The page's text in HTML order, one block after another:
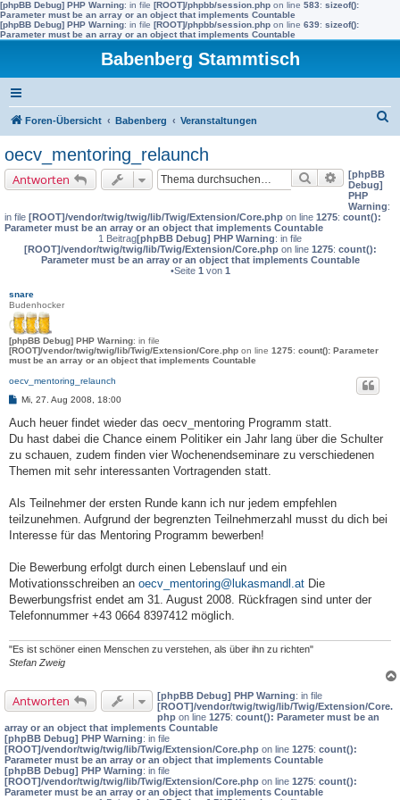
[phpBB Debug] PHP Warning: in file [ROOT]/phpbb/session.php on line 583: sizeof():
Parameter must be an array or an object that implements Countable
[phpBB Debug] PHP Warning: in file [ROOT]/phpbb/session.php on line 639: sizeof():
Parameter must be an array or an object that implements Countable
Babenberg Stammtisch
Foren-Übersicht Babenberg Veranstaltungen
oecv_mentoring_relaunch
Antworten Suche Erweiterte
[phpBB
Debug]
PHP
Warning:
in file [ROOT]/vendor/twig/twig/lib/Twig/Extension/Core.php on line 1275: count():
Parameter must be an array or an object that implements Countable
1 Beitrag[phpBB Debug] PHP Warning: in file
[ROOT]/vendor/twig/twig/lib/Twig/Extension/Core.phpon line 1275: count():
Parameter must be an array or an object that implements Countable
•Seite 1 von 1
snare
Budenhocker
[phpBB Debug] PHP Warning: in file
[ROOT]/vendor/twig/twig/lib/Twig/Extension/Core.php on line 1275: count(): Parameter
must be an array or an object that implements Countable
oecv_mentoring_relaunch
B
i
r
a
Mi, 27. Aug 2008, 18:00
Auch heuer findet wieder das oecv_mentoring Programm statt.
Du hast dabei die Chance einem Politiker ein Jahr lang über die Schulter
zu schauen, zudem finden vier Wochenendseminare zu verschiedenen
Themen mit sehr interessanten Vortragenden statt.
Als Teilnehmer der ersten Runde kann ich nur jedem empfehlen
teilzunehmen. Aufgrund der begrenzten Teilnehmerzahl musst du dich bei
Interesse für das Mentoring Programm bewerben!
Die Bewerbung erfolgt durch einen Lebenslauf und ein
Motivationsschreiben an oecv_mentoring@lukasmandl.at Die
Bewerbungsfrist endet am 31. August 2008. Rückfragen sind unter der
Telefonnummer +43 0664 8397412 möglich.
"Es ist schöner einen Menschen zu verstehen, als über ihn zu richten"
Stefan Zweig
Antworten [phpBB Debug] PHP Warning: in file
[ROOT]/vendor/twig/twig/lib/Twig/Extension/Core.
php on line 1275: count(): Parameter must be an
array or an object that implements Countable
[phpBB Debug] PHP Warning: in file
[ROOT]/vendor/twig/twig/lib/Twig/Extension/Core.php on line 1275: count():
Parameter must be an array or an object that implements Countable
[phpBB Debug] PHP Warning: in file
[ROOT]/vendor/twig/twig/lib/Twig/Extension/Core.php on line 1275: count():
Parameter must be an array or an object that implements Countable